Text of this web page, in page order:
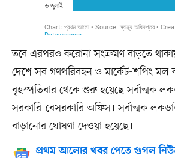
তবে এরপরও করোনা সংক্রমণ বাড়তে
দেশে সব গণপরিবহন ও মার্কেট-শপিং মল
বৃহস্পতিবার থেকে শুরু হয়েছে সর্বাত্মক
সরকারি-বেসরকারি অফিস। সর্বাত্মক
বাড়ানোর ঘোষণা দেওয়া হয়েছে।
প্রথম আলোর খবর পেতে গুগল